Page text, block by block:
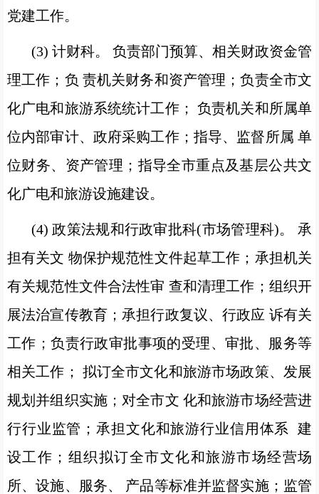
党建工作。
(3) 计财科。 负责部门预算、相关财政资金管
理工作；负 责机关财务和资产管理；负责全市文
化广电和旅游系统统计工作； 负责机关和所属单
位内部审计、政府采购工作；指导、监督所属 单
位财务、资产管理；指导全市重点及基层公共文
化广电和旅游设施建设。
(4) 政策法规和行政审批科(市场管理科)。 承
担有关文 物保护规范性文件起草工作；承担机关
有关规范性文件合法性审 查和清理工作；组织开
展法治宣传教育；承担行政复议、行政应 诉有关
工作；负责行政审批事项的受理、审批、服务等
相关工作； 拟订全市文化和旅游市场政策、发展
规划并组织实施；对全市文 化和旅游市场经营进
行行业监管；承担文化和旅游行业信用体系 建
设工作；组织拟订全市文化和旅游市场经营场
所、设施、服务、 产品等标准并监督实施；监管